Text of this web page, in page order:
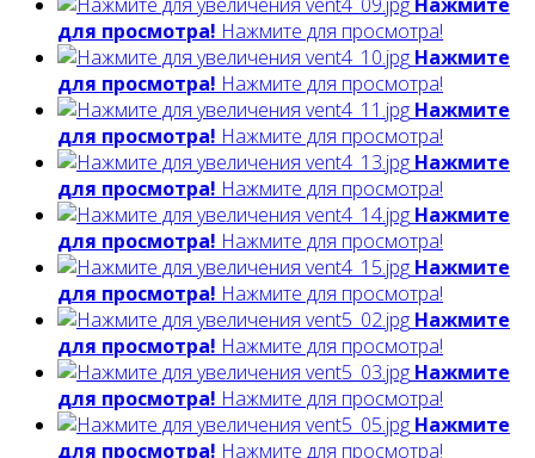
для просмотра! Нажмите для просмотра!
Нажмите
для просмотра! Нажмите для просмотра!
Нажмите
для просмотра! Нажмите для просмотра!
Нажмите
для просмотра! Нажмите для просмотра!
Нажмите
для просмотра! Нажмите для просмотра!
Нажмите
для просмотра! Нажмите для просмотра!
Нажмите
для просмотра! Нажмите для просмотра!
Нажмите
для просмотра! Нажмите для просмотра!
Нажмите
для просмотра! Нажмите для просмотра!